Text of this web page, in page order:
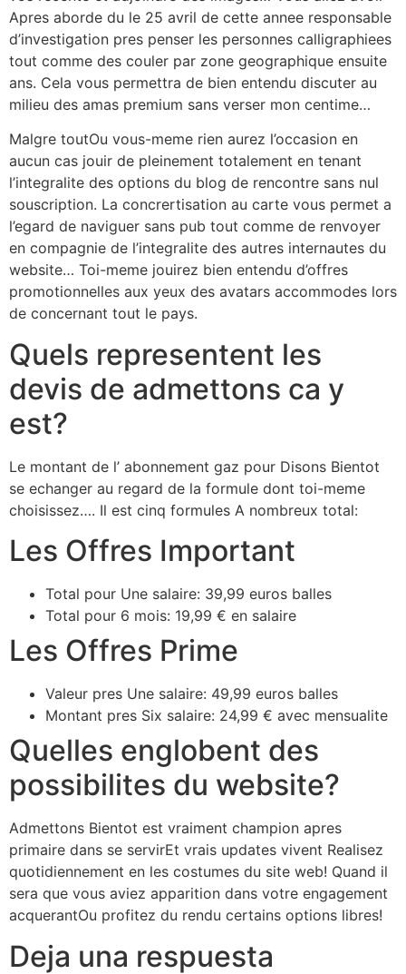
Apres aborde du le 25 avril de cette annee responsable
d’investigation pres penser les personnes calligraphiees
tout comme des couler par zone geographique ensuite
ans. Cela vous permettra de bien entendu discuter au
milieu des amas premium sans verser mon centime…
Malgre toutOu vous-meme rien aurez l’occasion en
aucun cas jouir de pleinement totalement en tenant
l’integralite des options du blog de rencontre sans nul
souscription. La concrertisation au carte vous permet a
l’egard de naviguer sans pub tout comme de renvoyer
en compagnie de l’integralite des autres internautes du
website… Toi-meme jouirez bien entendu d’offres
promotionnelles aux yeux des avatars accommodes lors
de concernant tout le pays.
Quels representent les
devis de admettons ca y
est?
Le montant de l’ abonnement gaz pour Disons Bientot
se echanger au regard de la formule dont toi-meme
choisissez…. Il est cinq formules A nombreux total:
Les Offres Important
Total pour Une salaire: 39,99 euros balles
Total pour 6 mois: 19,99 € en salaire
Les Offres Prime
Valeur pres Une salaire: 49,99 euros balles
Montant pres Six salaire: 24,99 € avec mensualite
Quelles englobent des
possibilites du website?
Admettons Bientot est vraiment champion apres
primaire dans se servirEt vrais updates vivent Realisez
quotidiennement en les costumes du site web! Quand il
sera que vous aviez apparition dans votre engagement
acquerantOu profitez du rendu certains options libres!
Deja una respuesta